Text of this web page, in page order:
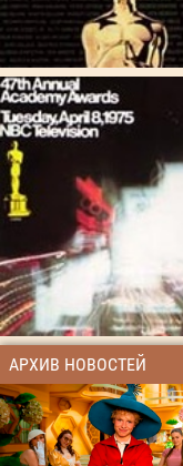
АРХИВ НОВОСТЕЙ